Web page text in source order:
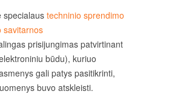
specialaus techninio sprendimo
savitarnos
prisijungimas patvirtinant
būdu), kuriuo
gali patys pasitikrinti,
buvo atskleisti.